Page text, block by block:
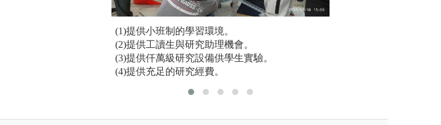
程式運用：solidworks、autocad、rhino、ansys、m
atlab、freeship
圖解:Freeship船圖
(1)提供小班制的學習環境。
(2)提供工讀生與研究助理機會。
(3)提供仟萬級研究設備供學生實驗。
(4)提供充足的研究經費。